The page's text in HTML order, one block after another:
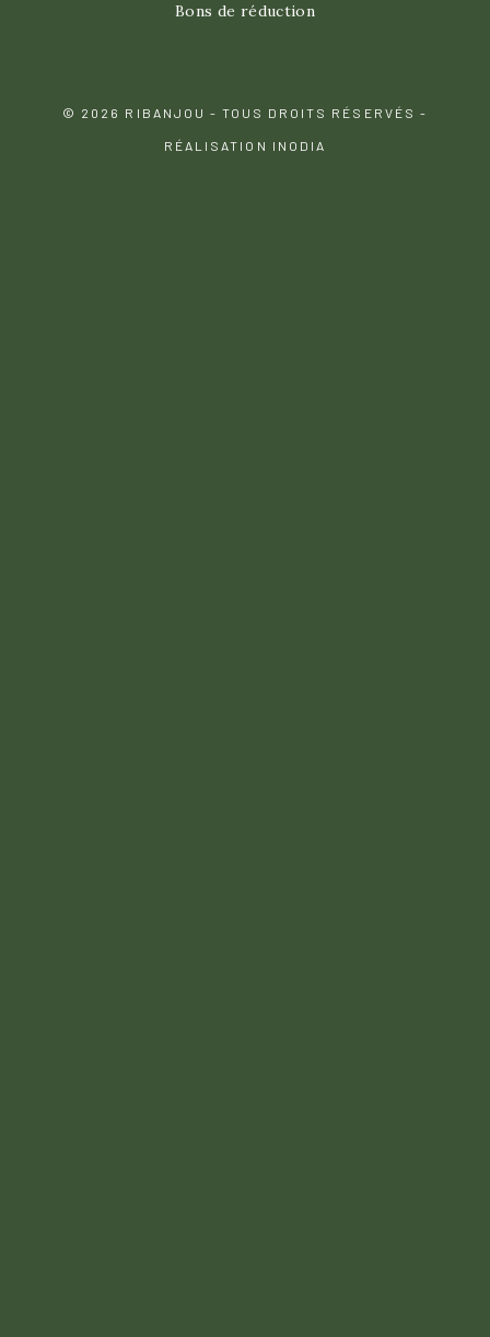
Bons de réduction
© 2026 RIBANJOU - TOUS DROITS RÉSERVÉS -
RÉALISATION INODIA